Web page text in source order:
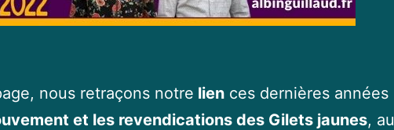
nous retraçons notre lien ces dernières années
et les revendications des Gilets jaunes, au